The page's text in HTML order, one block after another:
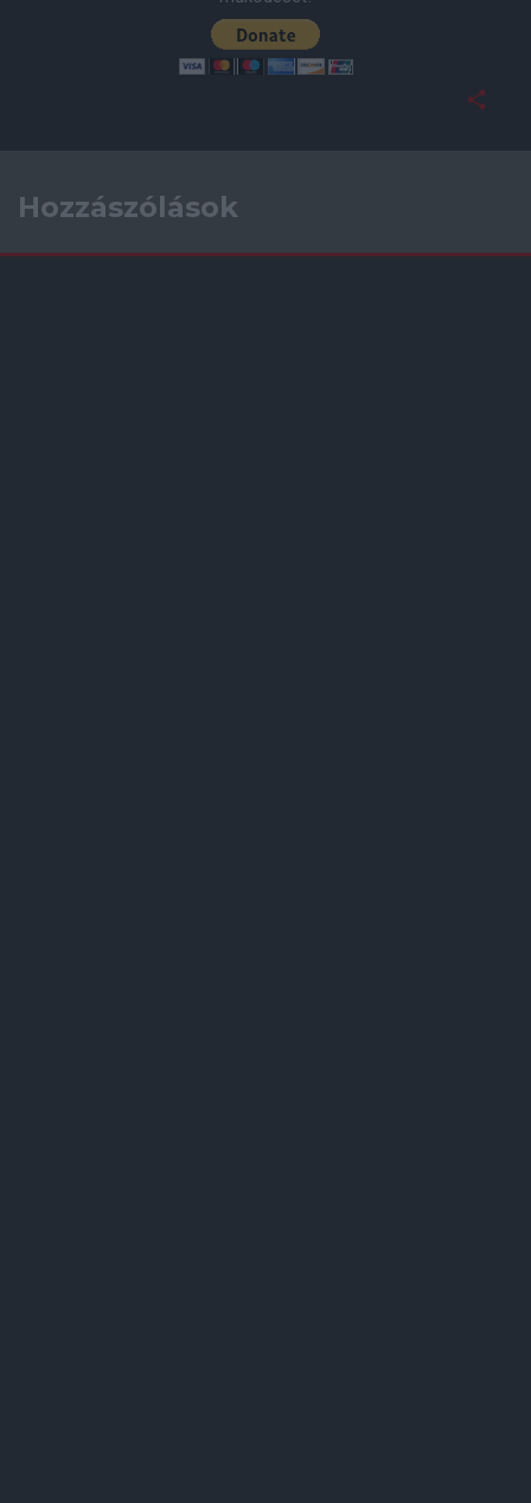
Hozzászólások